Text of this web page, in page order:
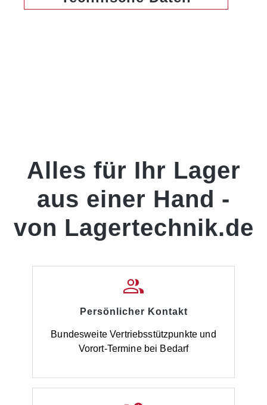
Alles für Ihr Lager
aus einer Hand -
von Lagertechnik.de
Persönlicher Kontakt
Bundesweite Vertriebsstützpunkte und
Vorort-Termine bei Bedarf